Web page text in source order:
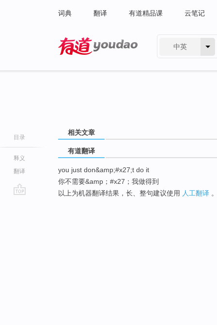
词典 翻译 有道精品课 云笔记
中英
目录
释义
翻译
相关文章
有道翻译
you just don&amp;#x27;t do it
你不需要&amp；#x27；我做得到
以上为机器翻译结果，长、整句建议使用 人工翻译